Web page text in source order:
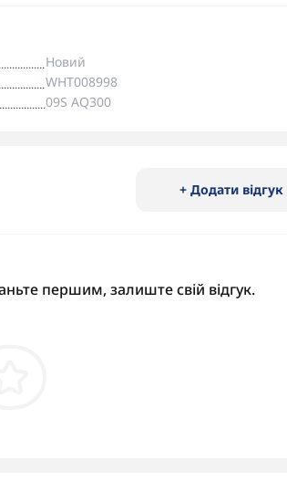
Новий
WHT008998
09S AQ300
+ Додати відгук
першим, залиште свій відгук.